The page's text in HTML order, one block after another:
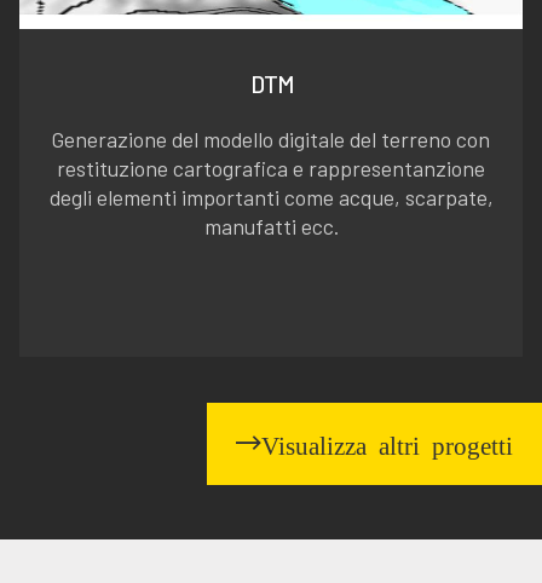
DTM
Generazione del modello digitale del terreno con
restituzione cartografica e rappresentanzione
degli elementi importanti come acque, scarpate,
manufatti ecc.
Visualizza altri progetti